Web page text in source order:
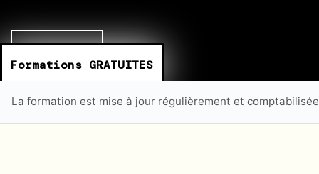
Se connecter
Formations GRATUITES
La formation est mise à jour régulièrement et